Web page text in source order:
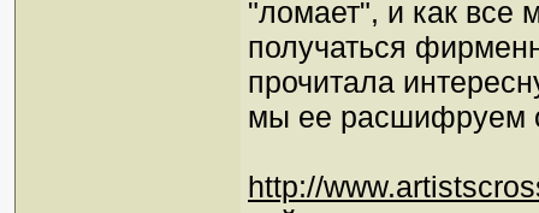
"ломает", и как все
получаться
прочитала
мы ее расшифруем
http://